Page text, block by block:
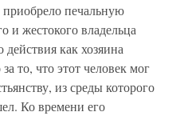
приобрело печальную
и жестокого владельца
действия как хозяина
то, что этот человек мог
из среды которого
Ко времени его